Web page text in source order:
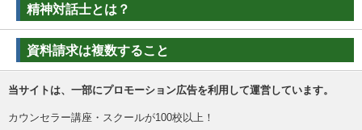
精神対話士とは？
資料請求は複数すること
当サイトは、一部にプロモーション広告を利用して運営しています。
カウンセラー講座・スクールが100校以上！